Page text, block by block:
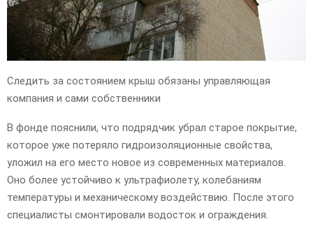
Следить за состоянием крыш обязаны управляющая
компания и сами собственники
В фонде пояснили, что подрядчик убрал старое покрытие,
которое уже потеряло гидроизоляционные свойства,
уложил на его место новое из современных материалов.
Оно более устойчиво к ультрафиолету, колебаниям
температуры и механическому воздействию. После этого
специалисты смонтировали водосток и ограждения.